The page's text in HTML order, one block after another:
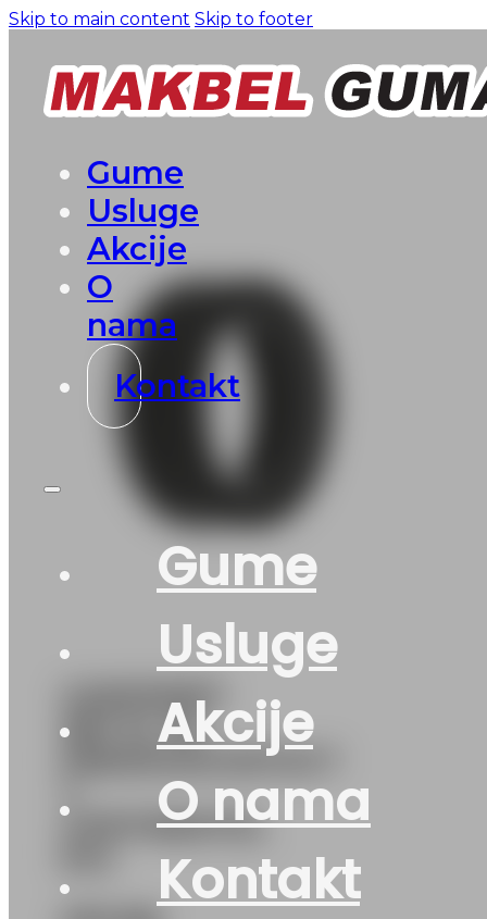
Skip to main content Skip to footer
Gume
Usluge
Akcije
O
nama
Kontakt
Gume
Usluge
Akcije
O nama
Kontakt
G225/50R17
98Y XL FR
PREMIUMCONTACT
CONTINENTAL